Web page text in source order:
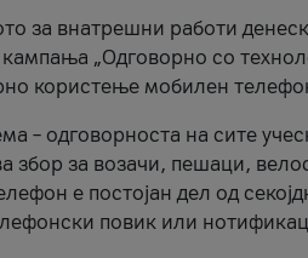
за внатрешни работи
„Одговорно со
користење мобилен
– одговорноста на сите
збор за возачи, пешаци,
е постојан дел од
повик или